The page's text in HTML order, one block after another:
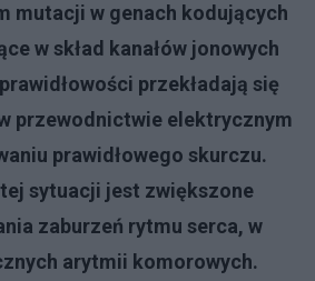
mutacji w genach kodujących
w skład kanałów jonowych
przekładają się
przewodnictwie elektrycznym
prawidłowego skurczu.
sytuacji jest zwiększone
zaburzeń rytmu serca, w
arytmii komorowych.